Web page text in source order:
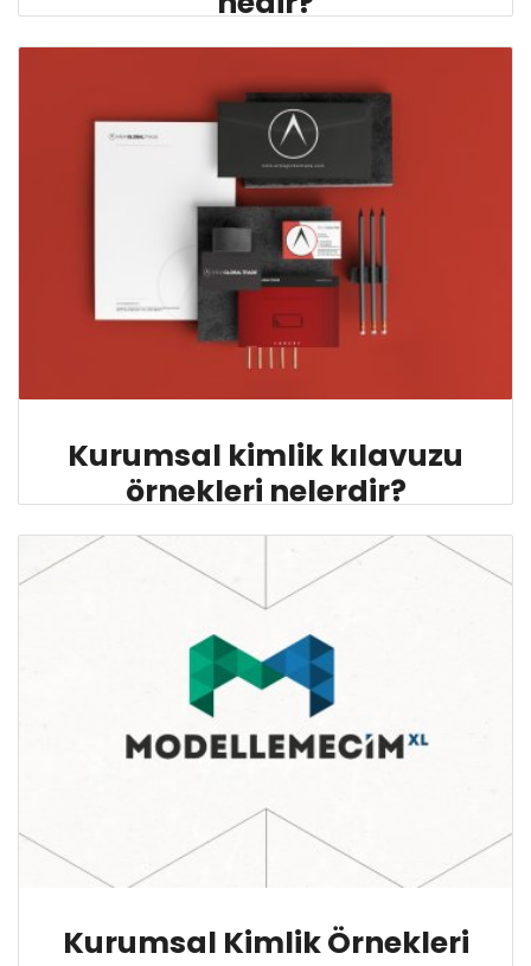
Kurumsal kimlik kılavuzu
örnekleri nelerdir?
Kurumsal Kimlik Örnekleri